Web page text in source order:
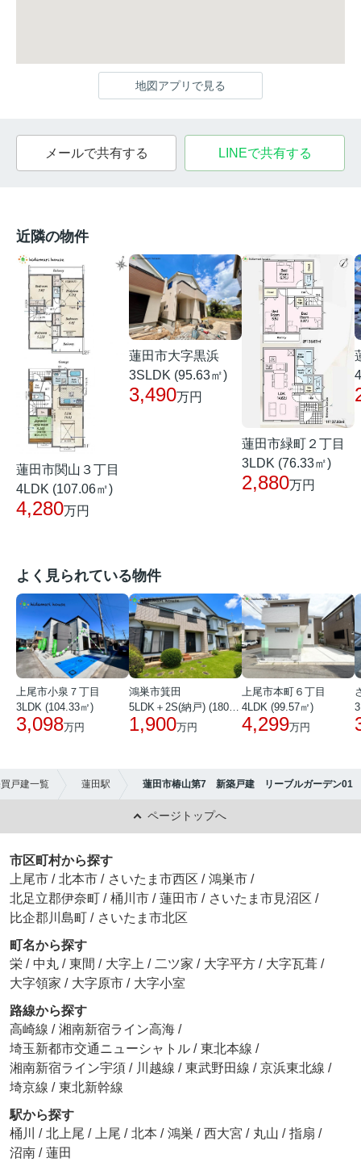
地図アプリで見る
メールで共有する LINEで共有する
近隣の物件
蓮田市関山３丁目
4LDK (107.06㎡)
4,280万円
蓮田市大字黒浜
3SLDK (95.63㎡)
3,490万円
蓮田市緑町２丁目
3LDK (76.33㎡)
2,880万円
よく見られている物件
上尾市小泉７丁目
3LDK (104.33㎡)
3,098万円
鴻巣市箕田
1,900万円
上尾市本町６丁目
4LDK (99.57㎡)
4,299万円
戸建一覧 蓮田駅 蓮田市椿山第7 新築戸建 リーブルガーデン01
ページトップへ
市区町村から探す
上尾市 / 北本市 / さいたま市西区 / 鴻巣市 /
北足立郡伊奈町 / 桶川市 / 蓮田市 / さいたま市見沼区 /
比企郡川島町 / さいたま市北区
町名から探す
栄 / 中丸 / 東間 / 大字上 / 二ツ家 / 大字平方 / 大字瓦葺 /
大字領家 / 大字原市 / 大字小室
路線から探す
高崎線 / 湘南新宿ライン高海 /
埼玉新都市交通ニューシャトル / 東北本線 /
湘南新宿ライン宇須 / 川越線 / 東武野田線 / 京浜東北線 /
埼京線 / 東北新幹線
駅から探す
桶川
/ 北上尾 / 上尾 / 北本 / 鴻巣 / 西大宮 / 丸山 / 指扇 /
沼南 / 蓮田